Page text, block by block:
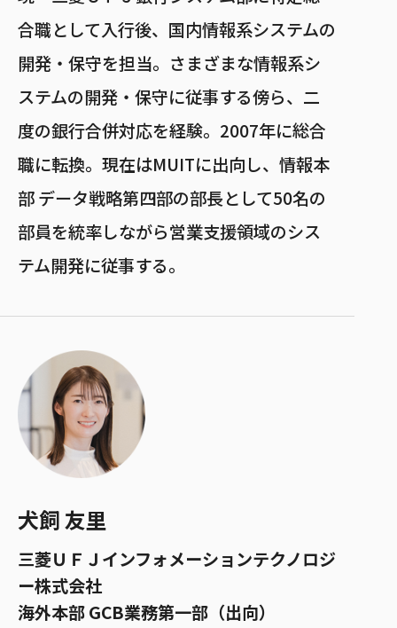
合職として入行後、国内情報系システムの
開発・保守を担当。さまざまな情報系シ
ステムの開発・保守に従事する傍ら、二
度の銀行合併対応を経験。2007年に総合
職に転換。現在はMUITに出向し、情報本
部 データ戦略第四部の部長として50名の
部員を統率しながら営業支援領域のシス
テム開発に従事する。
犬飼 友里
三菱ＵＦＪインフォメーションテクノロジ
ー株式会社
海外本部 GCB業務第一部 （出向）